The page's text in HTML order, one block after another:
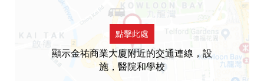
點擊此處
顯示金祐商業大廈附近的交通連線，設
施，醫院和學校